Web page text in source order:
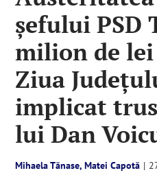
Știri
Seriale
șefului PSD
milion de
Ziua
implicat
lui Dan
Mihaela Tănase, Matei Capotă |